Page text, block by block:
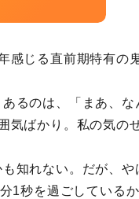
感じる直前期特有の
るのは、「まあ、
気ばかり。私の気の
知れない。だが、
1秒を過ごしているか